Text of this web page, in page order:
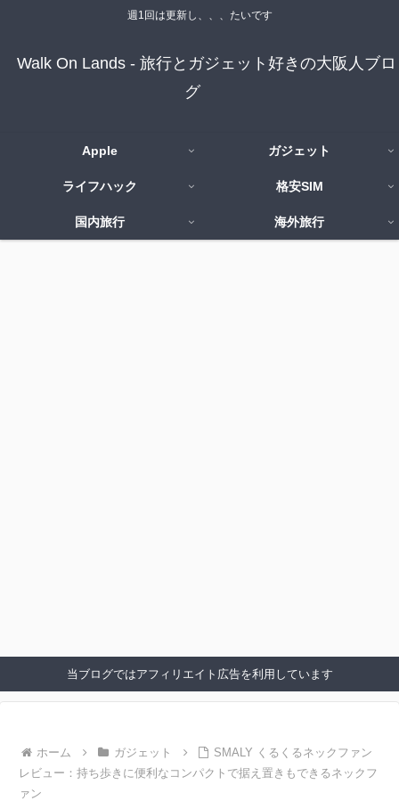
週1回は更新し、、、たいです
Walk On Lands - 旅行とガジェット好きの大阪人ブロ
グ
Apple ガジェット
ライフハック 格安SIM
国内旅行 海外旅行
当ブログではアフィリエイト広告を利用しています
ホーム ガジェット
SMALY くるくるネックファン
レビュー：持ち歩きに便利なコンパクトで据え置きもできるネックフ
ァン